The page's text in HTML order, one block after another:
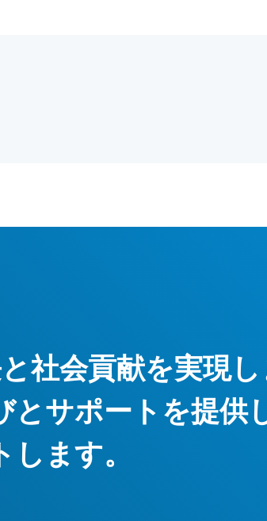
社会貢献を実現し
とサポートを提供
ます。